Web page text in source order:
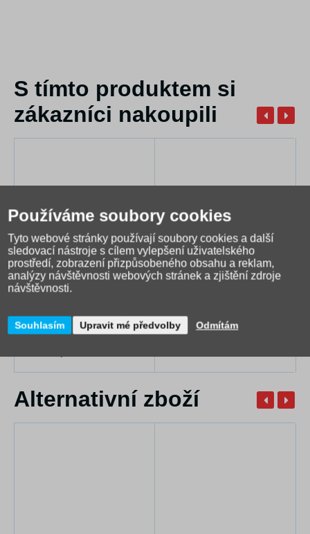
S tímto produktem si
zákazníci nakoupili
Ořezávátko KORES
48 Kč
Ubrus do výtvarné
49 Kč
Alternativní zboží
Používáme soubory cookies
Tyto webové stránky používají soubory cookies a další
sledovací nástroje s cílem vylepšení uživatelského
prostředí, zobrazení přizpůsobeného obsahu a reklam,
analýzy návštěvnosti webových stránek a zjištění zdroje
návštěvnosti.
Souhlasím Upravit mé předvolby Odmítám